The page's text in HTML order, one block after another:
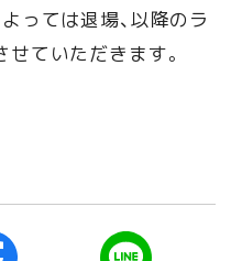
っては退場、以降のラ
ていただきます。